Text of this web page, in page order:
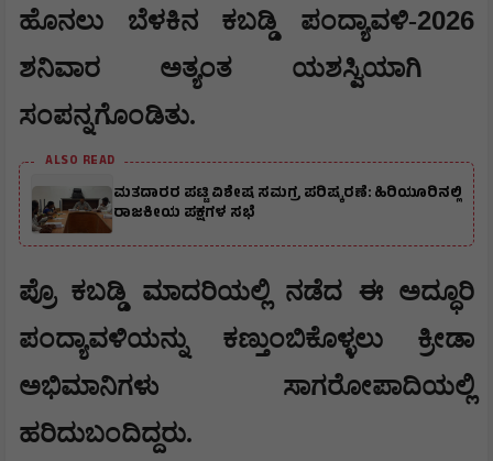
ಹೊನಲು ಬೆಳಕಿನ ಕಬಡ್ಡಿ ಪಂದ್ಯಾವಳಿ-2026
ಶನಿವಾರ ಅತ್ಯಂತ ಯಶಸ್ವಿಯಾಗಿ
ಸಂಪನ್ನಗೊಂಡಿತು.
ALSO READ
ಮತದಾರರ ಪಟ್ಟಿ ವಿಶೇಷ ಸಮಗ್ರ ಪರಿಷ್ಕರಣೆ: ಹಿರಿಯೂರಿನಲ್ಲಿ
ರಾಜಕೀಯ ಪಕ್ಷಗಳ ಸಭೆ
ಪ್ರೊ ಕಬಡ್ಡಿ ಮಾದರಿಯಲ್ಲಿ ನಡೆದ ಈ ಅದ್ಧೂರಿ
ಪಂದ್ಯಾವಳಿಯನ್ನು ಕಣ್ತುಂಬಿಕೊಳ್ಳಲು ಕ್ರೀಡಾ
ಅಭಿಮಾನಿಗಳು ಸಾಗರೋಪಾದಿಯಲ್ಲಿ
ಹರಿದುಬಂದಿದ್ದರು.